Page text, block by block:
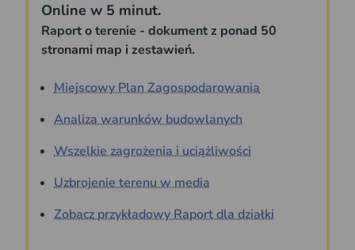
Online w 5 minut.
Raport o terenie - dokument z ponad 50
stronami map i zestawień.
Miejscowy Plan Zagospodarowania
Analiza warunków budowlanych
Wszelkie zagrożenia i uciążliwości
Uzbrojenie terenu w media
Zobacz przykładowy Raport dla działki